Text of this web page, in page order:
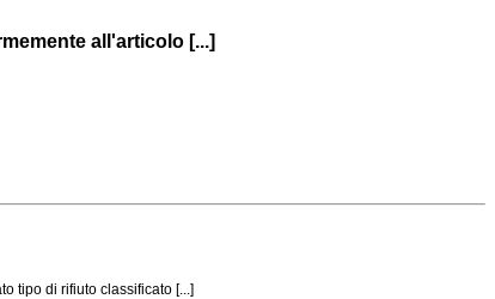
all'articolo [...]
tipo di rifiuto classificato [...]